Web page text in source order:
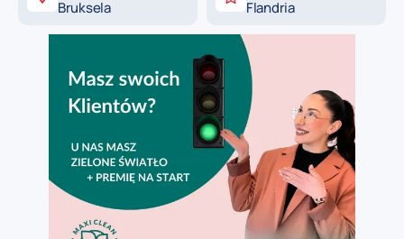
Bruksela Flandria